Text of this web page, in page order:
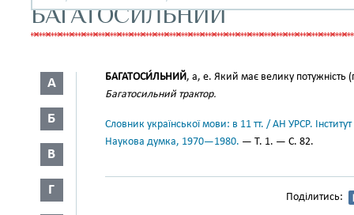
БАГАТОСИЛЬНИЙ
А
Б
В
Г
БАГАТОСИ́ЛЬНИЙ, а, е. Який має велику потужність
Багатосильний трактор.
Словник української мови: в 11 тт. / АН УРСР.
Наукова думка, 1970—1980. — Т. 1. — С. 82.
Поділитись: